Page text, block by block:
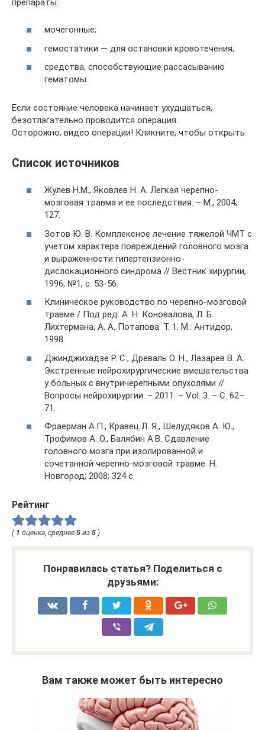
препараты:
мочегонные;
гемостатики — для остановки кровотечения;
средства, способствующие рассасыванию
гематомы.
Если состояние человека начинает ухудшаться,
безотлагательно проводится операция.
Осторожно, видео операции! Кликните, чтобы открыть
Список источников
Жулев Н.М., Яковлев Н. А. Легкая черепно-
мозговая травма и ее последствия. – М., 2004;
127.
Зотов Ю. В. Комплексное лечение тяжелой ЧМТ с
учетом характера повреждений головного мозга
и выраженности гипертензионно-
дислокационного синдрома // Вестник хирургии,
1996, №1, с. 53-56.
Клиническое руководство по черепно-мозговой
травме / Под ред. А. Н. Коновалова, Л. Б.
Лихтермана, А. А. Потапова. Т. 1. М.: Антидор,
1998.
Джинджихадзе Р. С., Древаль О. Н., Лазарев В. А.
Экстренные нейрохирургические вмешательства
у больных с внутричерепными опухолями //
Вопросы нейрохирургии. – 2011. – Vol. 3. – С. 62–
71.
Фраерман А.П., Кравец Л. Я., Шелудяков А. Ю.,
Трофимов А. О., Балябин А.В. Сдавление
головного мозга при изолированной и
сочетанной черепно-мозговой травме. Н.
Новгород; 2008; 324 с.
Рейтинг
( 1 оценка, среднее 5 из 5 )
Понравилась статья? Поделиться с
друзьями:
Вам также может быть интересно